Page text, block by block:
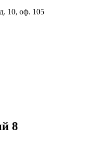
10, оф. 105
8